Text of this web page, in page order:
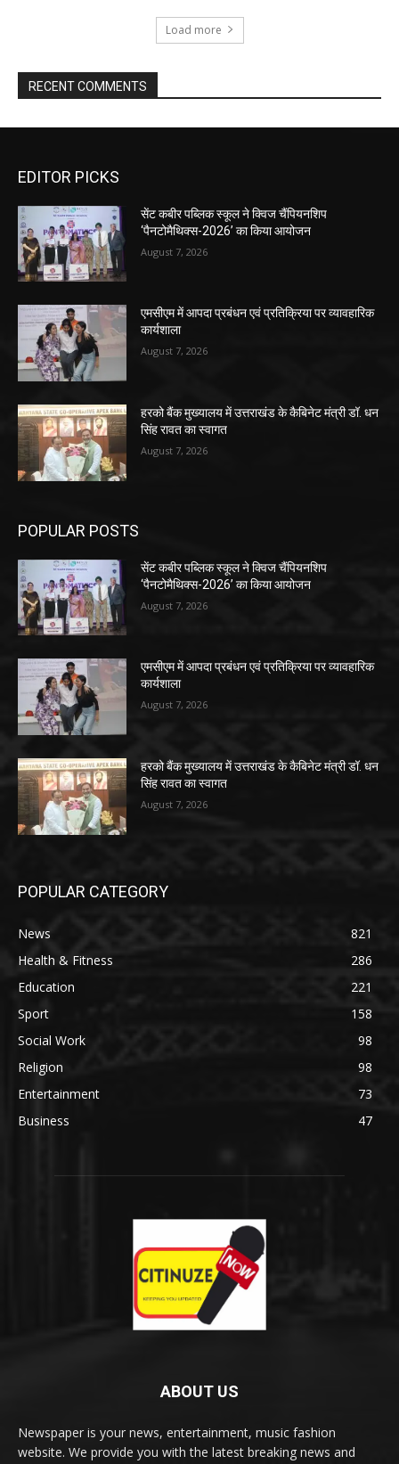
Load more
RECENT COMMENTS
EDITOR PICKS
सेंट कबीर पब्लिक स्कूल ने क्विज चैंपियनशिप
‘पैनटोमैथिक्स-2026’ का किया आयोजन
August 7, 2026
एमसीएम में आपदा प्रबंधन एवं प्रतिक्रिया पर व्यावहारिक
कार्यशाला
August 7, 2026
हरको बैंक मुख्यालय में उत्तराखंड के कैबिनेट मंत्री डॉ. धन
सिंह रावत का स्वागत
August 7, 2026
POPULAR POSTS
सेंट कबीर पब्लिक स्कूल ने क्विज चैंपियनशिप
‘पैनटोमैथिक्स-2026’ का किया आयोजन
August 7, 2026
एमसीएम में आपदा प्रबंधन एवं प्रतिक्रिया पर व्यावहारिक
कार्यशाला
August 7, 2026
हरको बैंक मुख्यालय में उत्तराखंड के कैबिनेट मंत्री डॉ. धन
सिंह रावत का स्वागत
August 7, 2026
POPULAR CATEGORY
News
821
Health & Fitness
286
Education
221
Sport
158
Social Work
98
Religion
98
Entertainment
73
Business
47
ABOUT US
Newspaper is your news, entertainment, music fashion
website. We provide you with the latest breaking news and